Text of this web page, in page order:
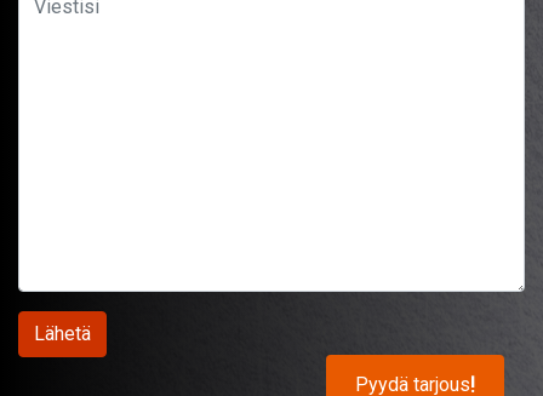
Pyydä tarjous!